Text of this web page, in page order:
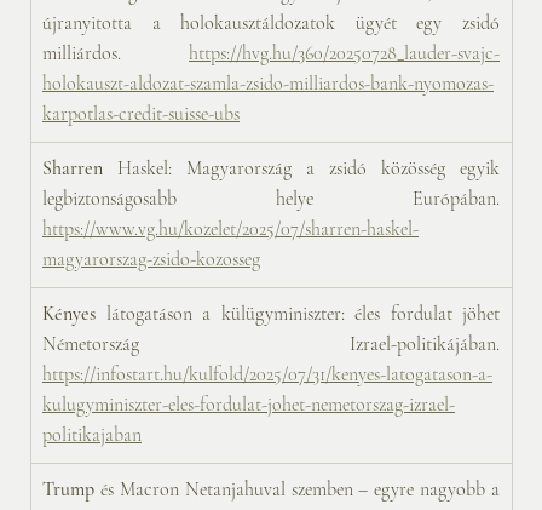
újranyitotta a holokausztáldozatok ügyét egy zsidó
milliárdos. https://hvg.hu/360/20250728_lauder-svajc-
holokauszt-aldozat-szamla-zsido-milliardos-bank-nyomozas-
karpotlas-credit-suisse-ubs
Sharren Haskel: Magyarország a zsidó közösség egyik
https://www.vg.hu/kozelet/2025/07/sharren-haskel-
magyarorszag-zsido-kozosseg
Kényes látogatáson a külügyminiszter: éles fordulat jöhet
https://infostart.hu/kulfold/2025/07/31/kenyes-latogatason-a-
kulugyminiszter-eles-fordulat-johet-nemetorszag-izrael-
politikajaban
Trump és Macron Netanjahuval szemben – egyre nagyobb a